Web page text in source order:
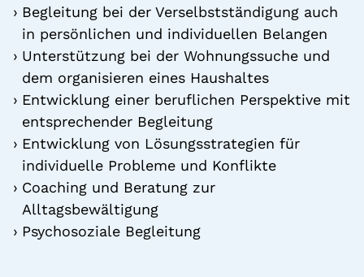
Begleitung bei der Verselbstständigung auch
in persönlichen und individuellen Belangen
Unterstützung bei der Wohnungssuche und
dem organisieren eines Haushaltes
Entwicklung einer beruflichen Perspektive mit
entsprechender Begleitung
Entwicklung von Lösungsstrategien für
individuelle Probleme und Konflikte
Coaching und Beratung zur
Alltagsbewältigung
Psychosoziale Begleitung